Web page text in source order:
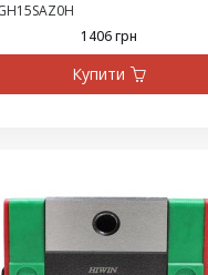
1406 грн
Купити